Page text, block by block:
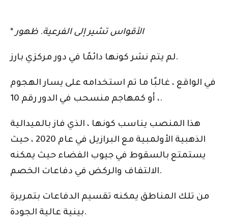
*الأقواس تشير إلى الفرعية. ظهور
لم يتم نشر كونها دائمًا في دور مركزي بارز.
في الواقع ، غالبًا ما تم استخدامه على يسار الهجوم
، أو كمهاجم منسحب في الدور رقم 10.
هذا المنصب يناسب كونها ، الذي فاز بالميدالية
الذهبية الأولمبية مع البرازيل في عام 2020 ، حيث
يستمتع بالسقوط في جيوب الفضاء حيث يمكنه
الالتفاف والركض في دفاعات الخصم.
من تلك المناطق يمكنه تقسيم الدفاعات بتمريرة
بينية عالية الجودة.